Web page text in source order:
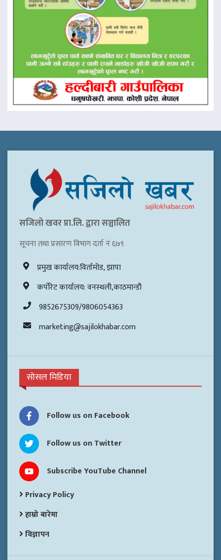
सजिलो खवर प्रा.लि. द्वारा सञ्चालित
सूचना तथा प्रसारण विभाग दर्ता नं ६७९
प्रमुख कार्यालय:विर्तामोड, झापा
कर्पोरेट कार्यालय: वनस्थली,काठमान्डौ
9852675309/9806054363
marketing@sajilokhabar.com
सोसल मिडिया
Follow us on Facebook
Follow us on Twitter
Subscribe YouTube Channel
Privacy Policy
हाम्रो बारेमा
विज्ञापन